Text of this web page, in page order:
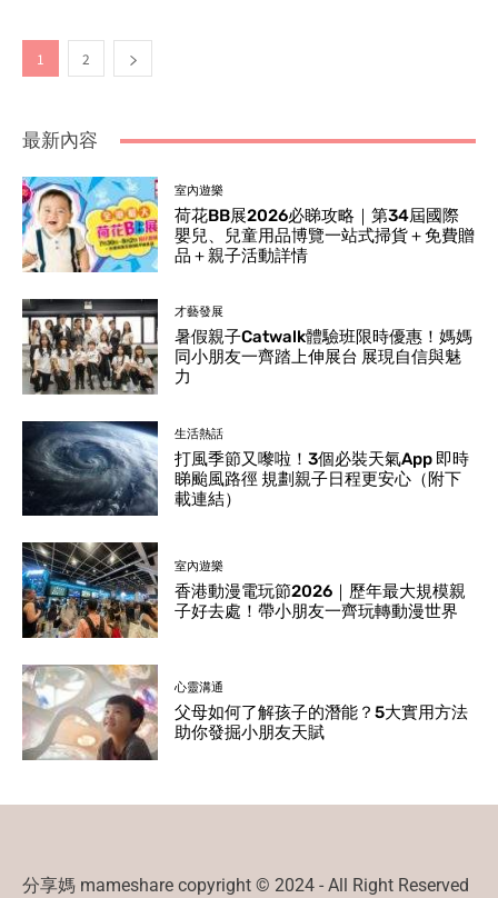
1 2
最新內容
室內遊樂
荷花BB展2026必睇攻略｜第34屆國際
嬰兒、兒童用品博覽一站式掃貨＋免費贈
品＋親子活動詳情
才藝發展
暑假親子Catwalk體驗班限時優惠！媽媽
同小朋友一齊踏上伸展台 展現自信與魅
力
生活熱話
打風季節又嚟啦！3個必裝天氣App 即時
睇颱風路徑 規劃親子日程更安心（附下
載連結）
室內遊樂
香港動漫電玩節2026｜歷年最大規模親
子好去處！帶小朋友一齊玩轉動漫世界
心靈溝通
父母如何了解孩子的潛能？5大實用方法
助你發掘小朋友天賦
分享媽 mameshare copyright © 2024 - All Right Reserved